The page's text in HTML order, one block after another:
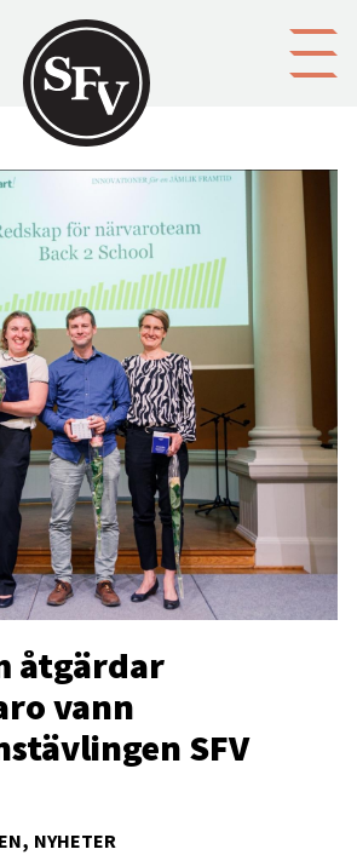
NYHETER
åtgärdar
vann
SFV